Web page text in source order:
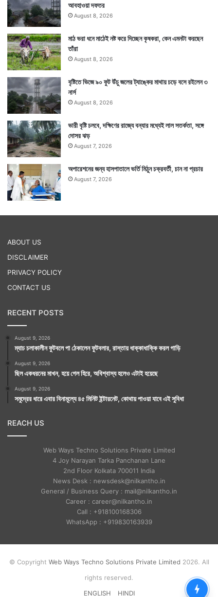
আবহাওয়া দফতর
August 8, 2026
মাঠ ভরা ধনে মাঠেই নষ্ট করে দিচ্ছেন কৃষকরা, কেন এমনটা করছেন
তাঁরা
August 8, 2026
বৃষ্টিতে ভিজে ৯০ ফুট উঁচু জলের ট্যাঙ্কের মাথায় চড়ে বসে রইলেন ৩
নার্স
August 8, 2026
ভারী বৃষ্টি চলবে, দক্ষিণের রাজ্যে বন্যার মধ্যেই লাল সতর্কতা, সঙ্গে
দোসর ঝড়
August 7, 2026
অপারেশনের জন্য হাসপাতালে ভর্তি মিঠুন চক্রবর্তী, চান না প্রচার
August 7, 2026
ABOUT US
DISCLAIMER
PRIVACY POLICY
CONTACT US
RECENT POSTS
August 9, 2026
ম্যাচ চলাকালীন ফুটবলে পা ঠেকালেন ফুটবলার, রাস্তায় ধাক্কাধাক্কি করল গাড়ি
August 9, 2026
ছিল একধরনের মাখন, হয়ে গেল হিরে, অবিশ্বাস্য হলেও এটাই হয়েছে
August 9, 2026
সমুদ্রের ধারে এবার বিনামূল্যে ৪৫ মিনিট ইন্টারনেট, কোথায় পাওয়া যাবে এই সুবিধা
REACH US
Web Ways Techno Solutions Private Limited
4 Joy Narayan Tarka Panchanan Lane
2nd Floor Kolkata 700011 India
News Desk : newsdesk@nilkantho.in
General / Business Query : mail@nilkantho.in
Career : career@nilkantho.in
Call : +918100168306
WhatsApp : +919830163939
© Copyright Web Ways Techno Solutions Private Limited 2026. All
rights reserved.
ENGLISH
HINDI